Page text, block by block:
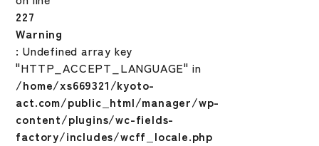
227
Warning
: Undefined array key
"HTTP_ACCEPT_LANGUAGE" in
/home/xs669321/kyoto-
act.com/public_html/manager/wp-
content/plugins/wc-fields-
factory/includes/wcff_locale.php